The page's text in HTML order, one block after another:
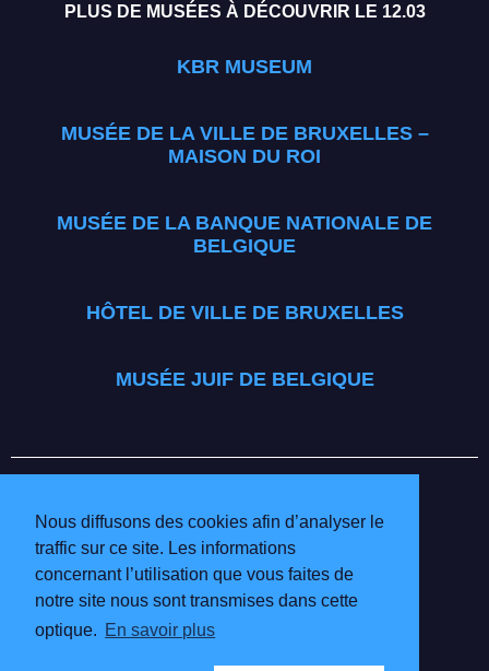
Nous diffusons des cookies afin d’analyser le
traffic sur ce site. Les informations
concernant l’utilisation que vous faites de
notre site nous sont transmises dans cette
optique. En savoir plus
PLUS DE MUSÉES À DÉCOUVRIR LE 12.03
KBR MUSEUM
MUSÉE DE LA VILLE DE BRUXELLES –
MAISON DU ROI
MUSÉE DE LA BANQUE NATIONALE DE
BELGIQUE
HÔTEL DE VILLE DE BRUXELLES
MUSÉE JUIF DE BELGIQUE
BRUSSELS MUSEUMS
BÉNÉVOLES
MUSÉES PARTICIPANTS
POLITIQUE DE CONFIDENTIALITÉ ET